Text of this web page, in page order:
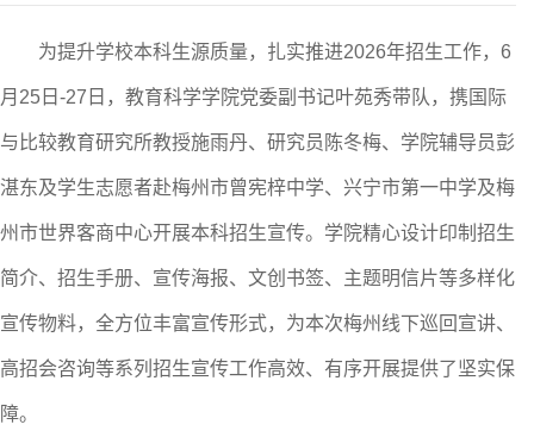
为提升学校本科生源质量，扎实推进2026年招生工作， 6
月25日-27日，教育科学学院党委副书记叶苑秀带队 ， 携 国际
与比较教育研究所教授施雨丹、 研究员陈冬梅、学院辅导员彭
湛东及学生志愿者赴梅州市曾宪梓中学、兴宁市第一中学及梅
州市世界客商中心开展本科招生宣传。 学院精心设计印制招生
简介、招生手册、宣传海报、文创书签、主题明信片等多样化
宣传物料，全方位丰富宣传形式，为本次梅州线下巡回宣讲、
高招会咨询等系列招生宣传工作高效、有序开展提供了坚实保
障。